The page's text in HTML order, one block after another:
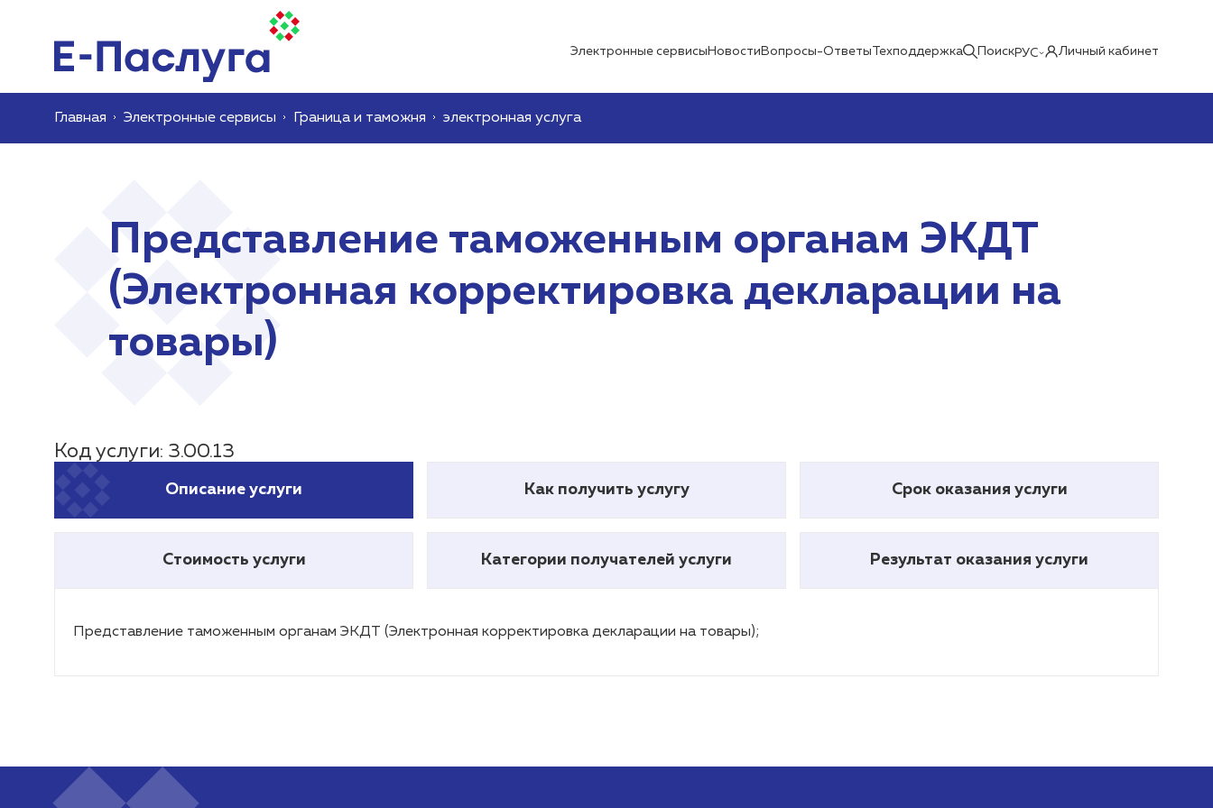
Электронные сервисы Новости Вопросы-Ответы Техподдержка ПоискРУС Личный кабинет
Главная Электронные сервисы Граница и таможня электронная услуга
Представление таможенным органам ЭКДТ
(Электронная корректировка декларации на
товары)
Код услуги: 3.00.13
Описание услуги Как получить услугу Срок оказания услуги
Стоимость услуги Категории получателей услуги Результат оказания услуги
Представление таможенным органам ЭКДТ (Электронная корректировка декларации на товары);